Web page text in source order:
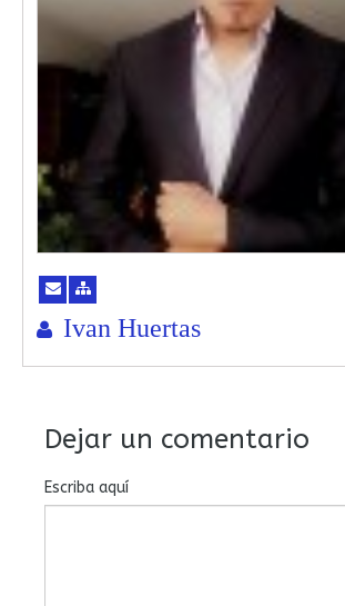
Ivan Huertas
Dejar un comentario
Escriba aquí